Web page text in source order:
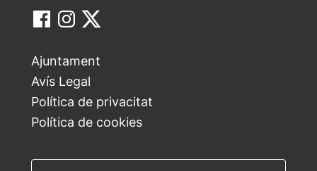
Ajuntament
Avís Legal
Política de privacitat
Política de cookies